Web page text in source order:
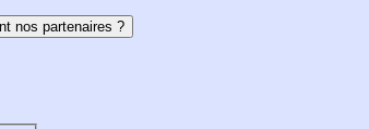
nos partenaires ?